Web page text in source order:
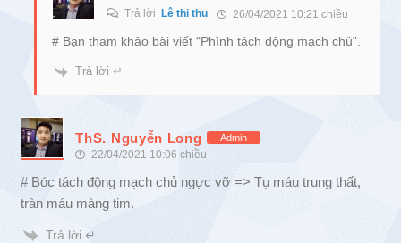
Trả lời Lê thi thu 26/04/2021 10:21 chiều
# Bạn tham khảo bài viết “Phình tách động mạch chủ”.
Trả lời ↵
ThS. Nguyễn Long Admin
22/04/2021 10:06 chiều
# Bóc tách động mạch chủ ngực vỡ => Tụ máu trung thất,
tràn máu màng tim.
Trả lời ↵